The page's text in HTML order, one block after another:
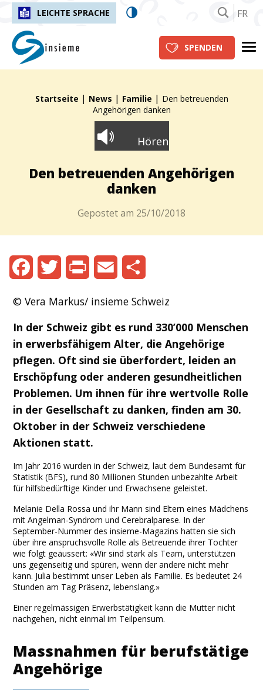
LEICHTE SPRACHE FR
insieme.ch
SPENDEN
Fil d'Ariane :
Startseite | News | Familie | Den betreuenden
Angehörigen danken
Hören
Den betreuenden Angehörigen
danken
Gepostet am 25/10/2018
© Vera Markus/ insieme Schweiz
In der Schweiz gibt es rund 330’000 Menschen
in erwerbsfähigem Alter, die Angehörige
pflegen. Oft sind sie überfordert, leiden an
Erschöpfung oder anderen gesundheitlichen
Problemen. Um ihnen für ihre wertvolle Rolle
in der Gesellschaft zu danken, finden am 30.
Oktober in der Schweiz verschiedene
Aktionen statt.
Im Jahr 2016 wurden in der Schweiz, laut dem Bundesamt für
Statistik (BFS), rund 80 Millionen Stunden unbezahlte Arbeit
für hilfsbedürftige Kinder und Erwachsene geleistet.
Melanie Della Rossa und ihr Mann sind Eltern eines Mädchens
mit Angelman-Syndrom und Cerebralparese. In der
September-Nummer des insieme-Magazins hatten sie sich
über ihre anspruchsvolle Rolle als Betreuende ihrer Tochter
wie folgt geäussert: «Wir sind stark als Team, unterstützen
uns gegenseitig und spüren, wenn der andere nicht mehr
kann. Julia bestimmt unser Leben als Familie. Es bedeutet 24
Stunden am Tag Präsenz, lebenslang.»
Einer regelmässigen Erwerbstätigkeit kann die Mutter nicht
nachgehen, nicht einmal im Teilpensum.
Massnahmen für berufstätige
Angehörige